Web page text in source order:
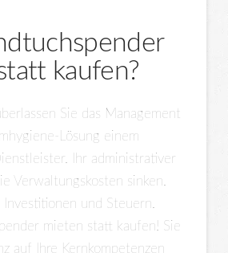
kaufen?
Sie das Management
Lösung einem
Ihr administrativer
Verwaltungskosten sinken.
Investitionen und Steuern.
mieten statt kaufen! Sie
auf Ihre Kernkompetenzen